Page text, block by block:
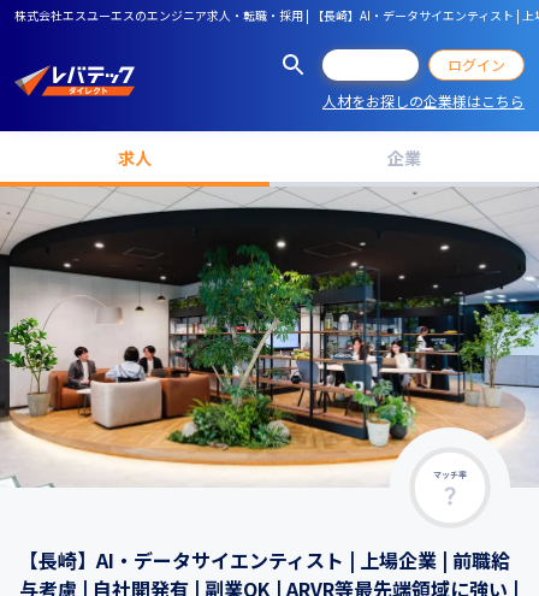
株式会社エスユーエスのエンジニア求人・転職・採用 | 【長崎】AI・データサイエンティスト |
ログイン
人材をお探しの企業様はこちら
求人 企業
マッチ率
【長崎】AI・データサイエンティスト | 上場企業 | 前職給
与考慮 | 自社開発有 | 副業OK | ARVR等最先端領域に強い |